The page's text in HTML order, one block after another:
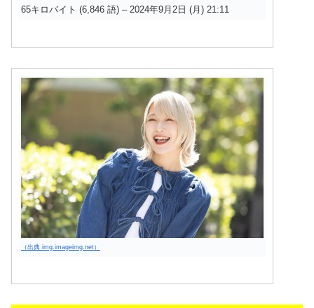
65キロバイト (6,846 語) – 2024年9月2日 (月) 21:11
（出典 img.imageimg.net）